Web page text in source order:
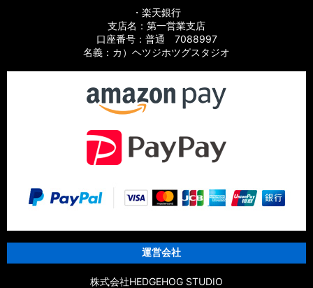
【シマノ】19スフェロスSW［SPHEROS SW］対応 カスタム
【シマノ】21スフェロスSW［SPHEROS SW］対応 カスタム
【シマノ】14スフェロスSW［SPHEROS SW］対応 カスタム
【シマノ】21エクスセンス［EXSENCE］対応 カスタムパーツ
【シマノ】20エクスセンスBB［EXSENCE BB］対応 カスタム
パーツ
【シマノ】18エクスセンスCI4+［EXSENCE CI4+］対応 カス
タムパーツ
【シマノ】17エクスセンス［EXSENCE］対応 カスタムパーツ
・楽天銀行
支店名：第一営業支店
口座番号：普通 7088997
名義：カ）ヘツジホツグスタジオ
運営会社
株式会社HEDGEHOG STUDIO